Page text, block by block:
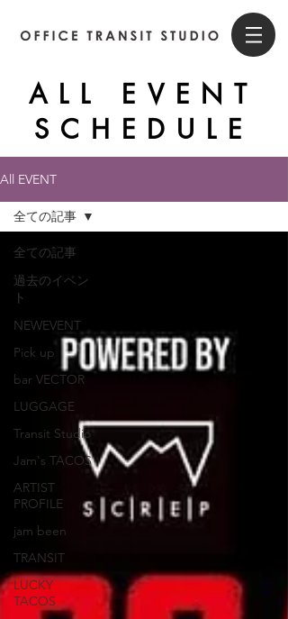
ALL EVENT
SCHEDULE
All EVENT
全ての記事
過去のイベン
ト
NEWEVENT
Pick up
bar VECTOR
LUGGAGE
Transit Studio
Jam's TACOS
ARTIST
PROFILE
jam been
TRANSIT
LUCKY
TACOS
全ての記事